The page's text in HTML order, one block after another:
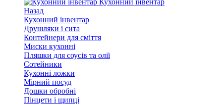
Назад
Кухонний інвентар
Друшляки і сита
Контейнери для сміття
Миски кухонні
Пляшки для соусів та олії
Сотейники
Кухонні ложки
Мірний посуд
Дошки обробні
Пінцети і щипці